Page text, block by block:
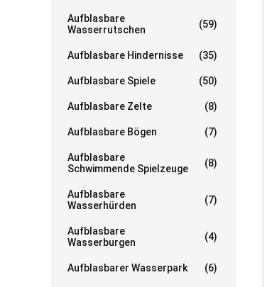
Aufblasbare
Wasserrutschen
(59)
Aufblasbare Hindernisse (35)
Aufblasbare Spiele (50)
Aufblasbare Zelte (8)
Aufblasbare Bögen (7)
Aufblasbare
Schwimmende Spielzeuge
(8)
Aufblasbare
Wasserhürden
(7)
Aufblasbare
Wasserburgen
(4)
Aufblasbarer Wasserpark (6)